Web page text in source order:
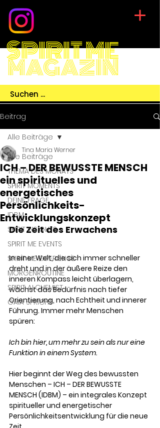
SPIRIT ME
MAGAZIN
Beitrag
Alle Beiträge
THEMA DES MONATS
SPIRIT MOMENTS
DEINE FRAGE
IDBM
SPIRIT INSIGHTS
SPIRIT ME EVENTS
SPIRIT ME EXPERIENCE
MORGENROUTINE
SPIRIT ALCHEMIST
GAIA SPRICHT
Alle Beiträge
ICH – DER BEWUSSTE MENSCH
ein spirituelles und
energetisches
Persönlichkeits-
Entwicklungskonzept
Tina Maria Werner
Die Zeit des Erwachens
In einer Welt, die sich immer schneller
dreht und in der äußere Reize den
inneren Kompass leicht überlagern,
wächst das Bedürfnis nach tiefer
Orientierung, nach Echtheit und innerer
Führung. Immer mehr Menschen
spüren:
Ich bin hier, um mehr zu sein als nur eine
Funktion in einem System.
Hier beginnt der Weg des bewussten
Menschen – ICH – DER BEWUSSTE
MENSCH (IDBM) – ein integrales Konzept
spiritueller und energetischer
Persönlichkeitsentwicklung für die neue